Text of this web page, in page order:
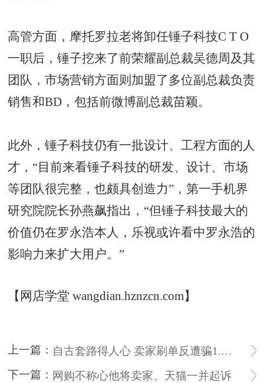
高管方面，摩托罗拉老将卸任锤子科技C T O
一职后，锤子挖来了前荣耀副总裁吴德周及其
团队，市场营销方面则加盟了多位副总裁负责
销售和BD，包括前微博副总裁苗颖。
此外，锤子科技仍有一批设计、工程方面的人
才，“目前来看锤子科技的研发、设计、市场
等团队很完整，也颇具创造力”，第一手机界
研究院院长孙燕飙指出，“但锤子科技最大的
价值仍在罗永浩本人，乐视或许看中罗永浩的
影响力来扩大用户。”
【网店学堂 wangdian.hznzcn.com】
上一篇：
自古套路得人心 卖家刷单反遭骗1.2亿
下一篇： 网购不称心他将卖家、天猫一并起诉